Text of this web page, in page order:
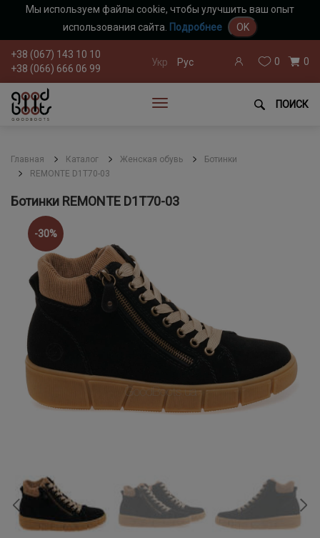
Мы используем файлы cookie, чтобы улучшить ваш опыт
использования сайта. Подробнее OK
+38 (067) 143 10 10
+38 (066) 666 06 99
Укр Рус 0 0
ПОИСК
Главная Каталог Женская обувь
Ботинки
REMONTE D1T70-03
Ботинки REMONTE D1T70-03
-30%